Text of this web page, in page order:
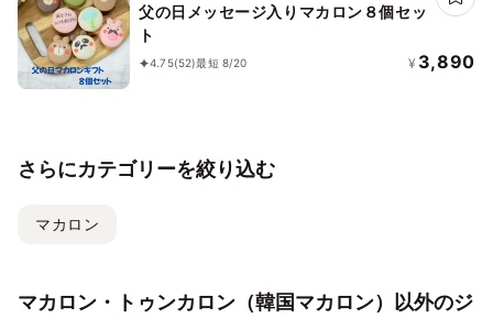
父の日メッセージ入りマカロン８個セッ
ト
4.75(52)最短 8/20 ¥ 3,890
さらにカテゴリーを絞り込む
マカロン
マカロン・トゥンカロン（韓国マカロン）以外のジ